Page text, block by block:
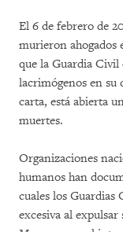
El 6 de febrero de
murieron ahogados
que la Guardia Civil
lacrimógenos en su
carta, está abierta
muertes.
Organizaciones
humanos han
cuales los Guardias
excesiva al